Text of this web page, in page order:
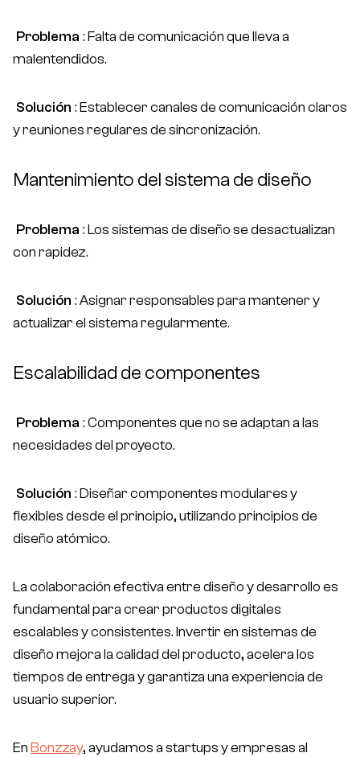
Problema : Falta de comunicación que lleva a
malentendidos.
Solución : Establecer canales de comunicación claros
y reuniones regulares de sincronización.
Mantenimiento del sistema de diseño
Problema : Los sistemas de diseño se desactualizan
con rapidez.
Solución : Asignar responsables para mantener y
actualizar el sistema regularmente.
Escalabilidad de componentes
Problema : Componentes que no se adaptan a las
necesidades del proyecto.
Solución : Diseñar componentes modulares y
flexibles desde el principio, utilizando principios de
diseño atómico.
La colaboración efectiva entre diseño y desarrollo es
fundamental para crear productos digitales
escalables y consistentes. Invertir en sistemas de
diseño mejora la calidad del producto, acelera los
tiempos de entrega y garantiza una experiencia de
usuario superior.
EnBonzzay, ayudamos a startups y empresas al